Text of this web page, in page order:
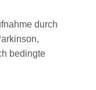
durch
bedingte